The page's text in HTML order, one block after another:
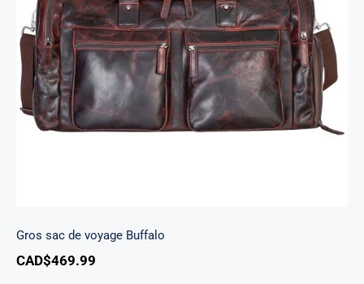
Gros sac de voyage Buffalo
Gros sac de voyage Buffalo
CAD$469.99